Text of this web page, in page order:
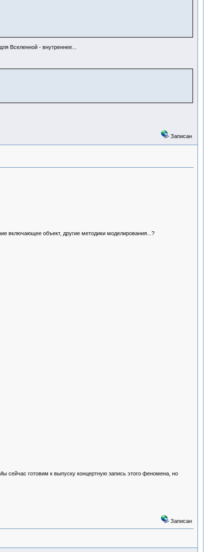
Вселенной - внутреннее...
Записан
включающее объект, другие методики моделирования...?
сейчас готовим к выпуску концертную запись этого феномена, но
Записан